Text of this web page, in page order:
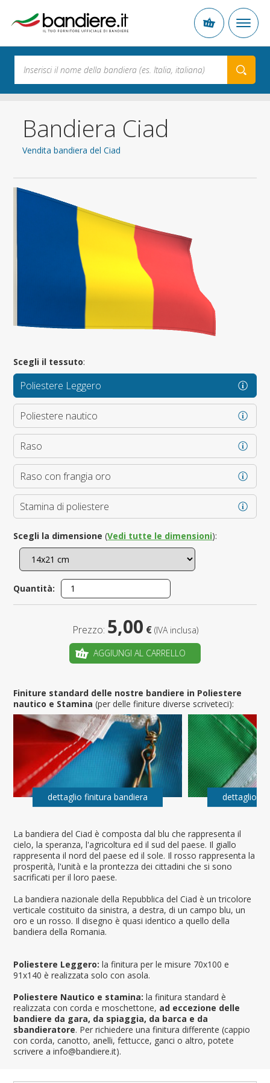
Bandiera Ciad
Vendita bandiera del Ciad
La bandiera del Ciad è composta dal blu che rappresenta il
cielo, la speranza, l'agricoltura ed il sud del paese. Il giallo
rappresenta il nord del paese ed il sole. Il rosso rappresenta la
prosperità, l'unità e la prontezza dei cittadini che si sono
sacrificati per il loro paese.
La bandiera nazionale della Repubblica del Ciad è un tricolore
verticale costituito da sinistra, a destra, di un campo blu, un
oro e un rosso. Il disegno è quasi identico a quello della
bandiera della Romania.
Poliestere Leggero: la finitura per le misure 70x100 e
91x140 è realizzata solo con asola.
Poliestere Nautico e stamina: la finitura standard è
realizzata con corda e moschettone, ad eccezione delle
bandiere da gara, da spiaggia, da barca e da
sbandieratore. Per richiedere una finitura differente (cappio
con corda, canotto, anelli, fettucce, ganci o altro, potete
scrivere a info@bandiere.it).
Scegli il tessuto:
Poliestere Leggero
Poliestere nautico
Raso
Raso con frangia oro
Stamina di poliestere
Scegli la dimensione (Vedi tutte le dimensioni):
Quantità:
Prezzo: 5,00 € (IVA inclusa)
AGGIUNGI AL CARRELLO
Finiture standard delle nostre bandiere in Poliestere
nautico e Stamina(per delle finiture diverse scriveteci):
dettaglio finitura bandiera dettaglio